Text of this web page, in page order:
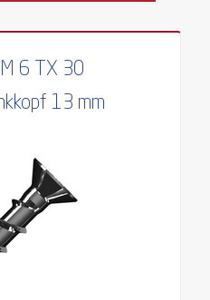
6 TX 30
13 mm